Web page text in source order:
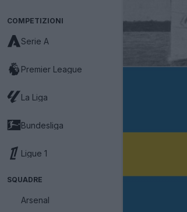
COMPETIZIONI
Serie A
Premier League
La Liga
Bundesliga
Ligue 1
SQUADRE
Arsenal